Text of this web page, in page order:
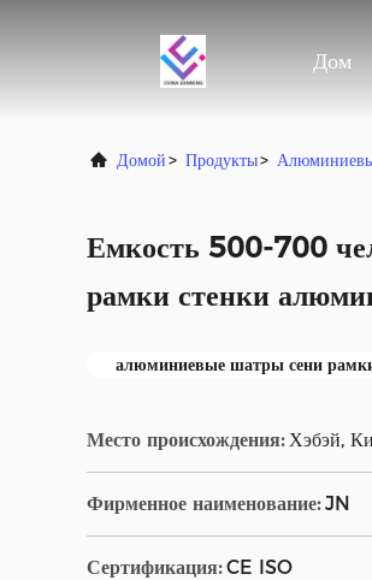
Дом
Домой> Продукты>
Емкость 500-700
рамки стенки
алюминиевые шатры сени
Место происхождения: Хэбэй,
Фирменное наименование: JN
Сертификация: CE ISO